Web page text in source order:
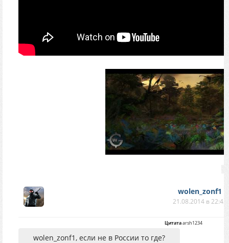
wolen_zonf1
21.08.2014 в 22:42
Цитатаarsh1234
wolen_zonf1, если не в России то где?